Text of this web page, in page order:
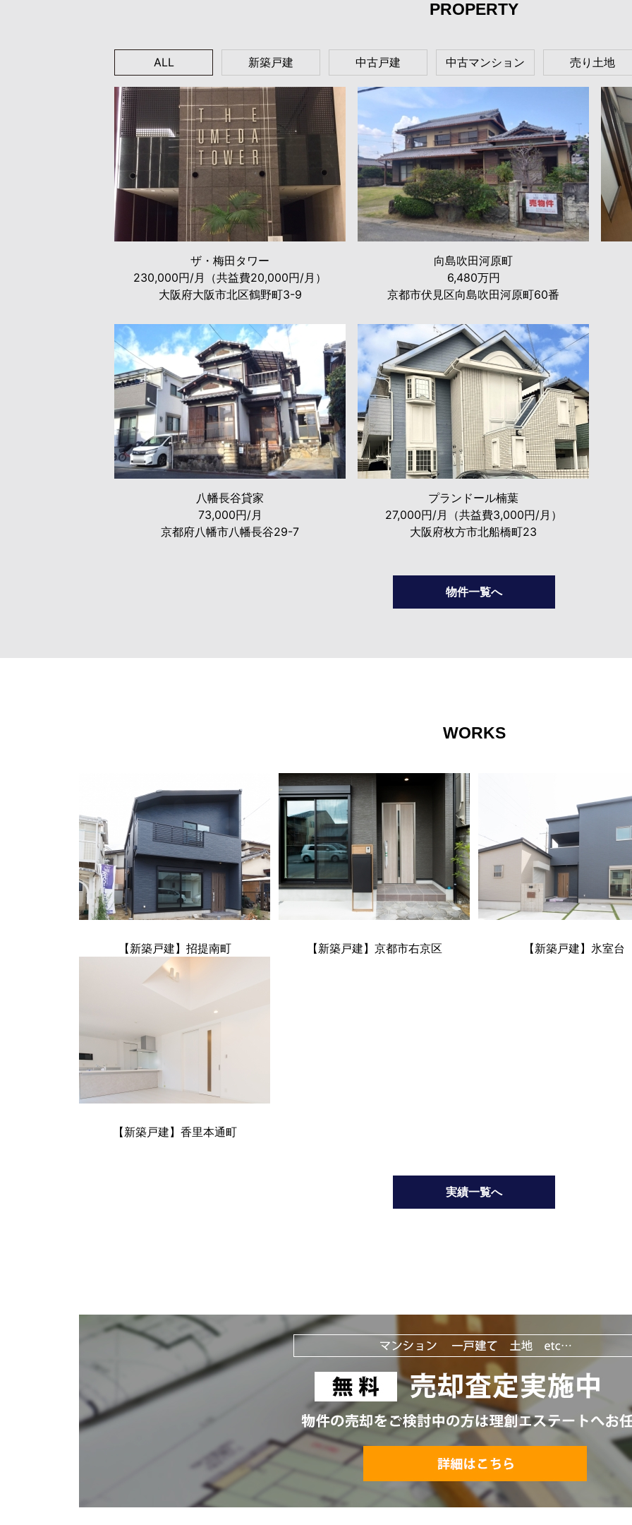
PROPERTY
ALL 新築戸建 中古戸建 中古マンション 売り土地
ザ・梅田タワー
230,000円/月（共益費20,000円/月）
大阪府大阪市北区鶴野町3-9
向島吹田河原町
6,480万円
京都市伏見区向島吹田河原町60番
八幡長谷貸家
73,000円/月
京都府八幡市八幡長谷29-7
プランドール楠葉
27,000円/月（共益費3,000円/月）
大阪府枚方市北船橋町23
物件一覧へ
WORKS
【新築戸建】招提南町 【新築戸建】京都市右京区 【新築戸建】氷室台
【新築戸建】香里本通町
実績一覧へ